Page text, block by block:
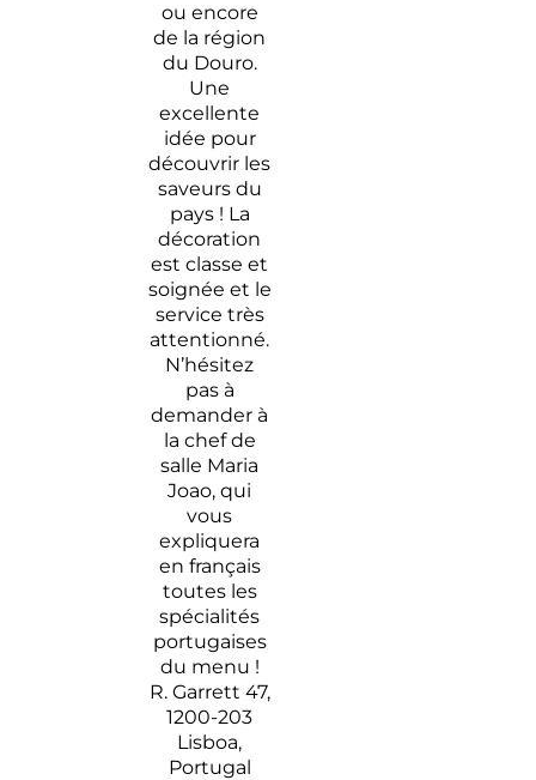
ou encore
de la région
du Douro.
Une
excellente
idée pour
découvrir les
saveurs du
pays ! La
décoration
est classe et
soignée et le
service très
attentionné.
N’hésitez
pas à
demander à
la chef de
salle Maria
Joao, qui
vous
expliquera
en français
toutes les
spécialités
portugaises
du menu !
R. Garrett 47,
1200-203
Lisboa,
Portugal